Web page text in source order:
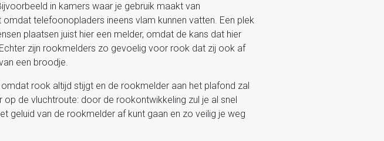
in kamers waar je gebruik maakt van
telefoonopladers ineens vlam kunnen vatten. Een plek
plaatsen juist hier een melder, omdat de kans dat hier
zijn rookmelders zo gevoelig voor rook dat zij ook af
een broodje.
rook altijd stijgt en de rookmelder aan het plafond zal
de vluchtroute: door de rookontwikkeling zul je al snel
geluid van de rookmelder af kunt gaan en zo veilig je weg